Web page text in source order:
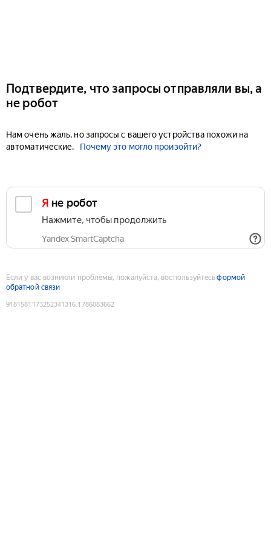
Подтвердите, что запросы отправляли вы, а
не робот
Нам очень жаль, но запросы с вашего устройства похожи на
автоматические.
Почему это могло произойти?
Я не робот
Нажмите, чтобы продолжить
Yandex SmartCaptcha
Если у вас возникли проблемы, пожалуйста, воспользуйтесьформой
обратной связи
9181581173252341316:1786083662